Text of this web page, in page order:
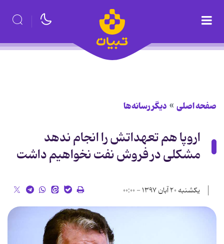
صفحه اصلی دیگر رسانه‌ها
اروپا هم تعهداتش را انجام ندهد
مشکلی در فروش نفت نخواهیم داشت
یکشنبه ۲۰ آبان ۱۳۹۷ - ۰۰:۰۰